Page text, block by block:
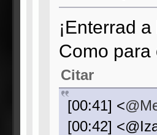
¡Enterrad
Como
Citar
[00:41] <
[00:42]